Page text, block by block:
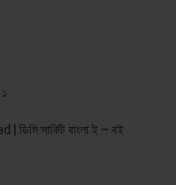
সার্কিট বাংলা ই – বই